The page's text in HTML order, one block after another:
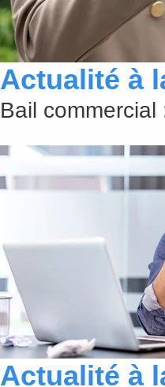
Actualité à
Bail
Actualité à